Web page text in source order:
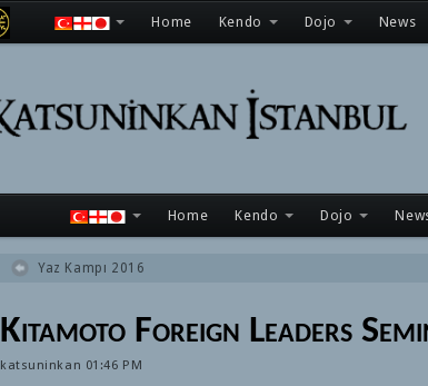
Home Kendo Dojo News
Home Kendo Dojo
Yaz Kampı 2016
Kitamoto Foreign Leaders
katsuninkan 01:46 PM